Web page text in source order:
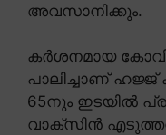
അവസാനിക്കും.
കർശനമായ
പാലിച്ചാണ് ഹജ്ജ്
65നും ഇടയിൽ
വാക്സിൻ